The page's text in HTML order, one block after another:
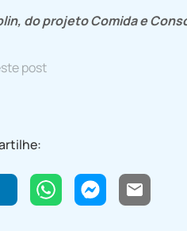
do projeto Comida e
post